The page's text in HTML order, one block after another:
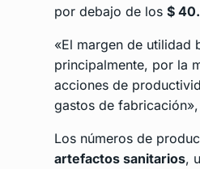
por debajo de los $
«El margen de utilidad
principalmente, por la
acciones de
gastos de
Los números de
artefactos sanitarios,